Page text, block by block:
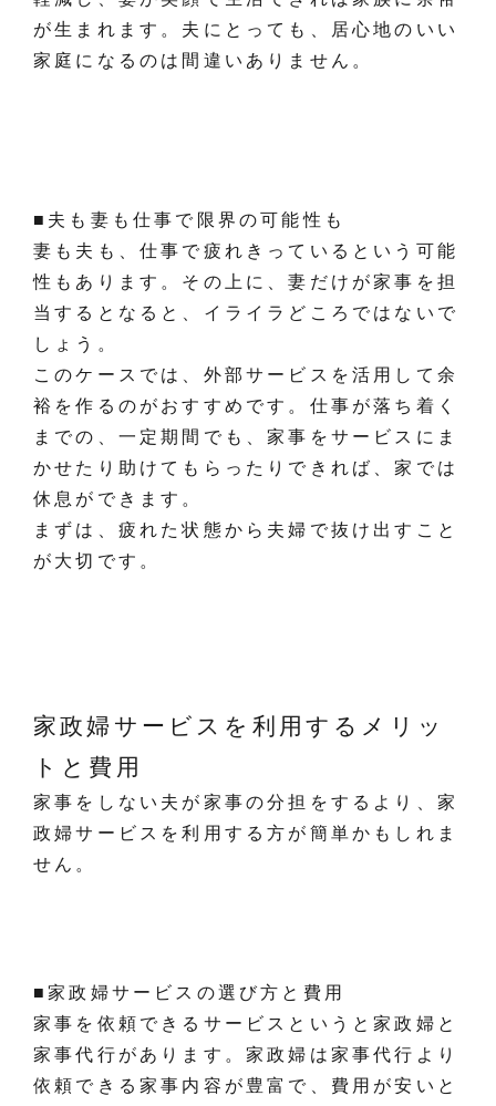
が生まれます。夫にとっても、居心地のいい
家庭になるのは間違いありません。
■夫も妻も仕事で限界の可能性も
妻も夫も、仕事で疲れきっているという可能
性もあります。その上に、妻だけが家事を担
当するとなると、イライラどころではないで
しょう。
このケースでは、外部サービスを活用して余
裕を作るのがおすすめです。仕事が落ち着く
までの、一定期間でも、家事をサービスにま
かせたり助けてもらったりできれば、家では
休息ができます。
まずは、疲れた状態から夫婦で抜け出すこと
が大切です。
家政婦サービスを利用するメリッ
トと費用
家事をしない夫が家事の分担をするより、家
政婦サービスを利用する方が簡単かもしれま
せん。
■家政婦サービスの選び方と費用
家事を依頼できるサービスというと家政婦と
家事代行があります。家政婦は家事代行より
依頼できる家事内容が豊富で、費用が安いと